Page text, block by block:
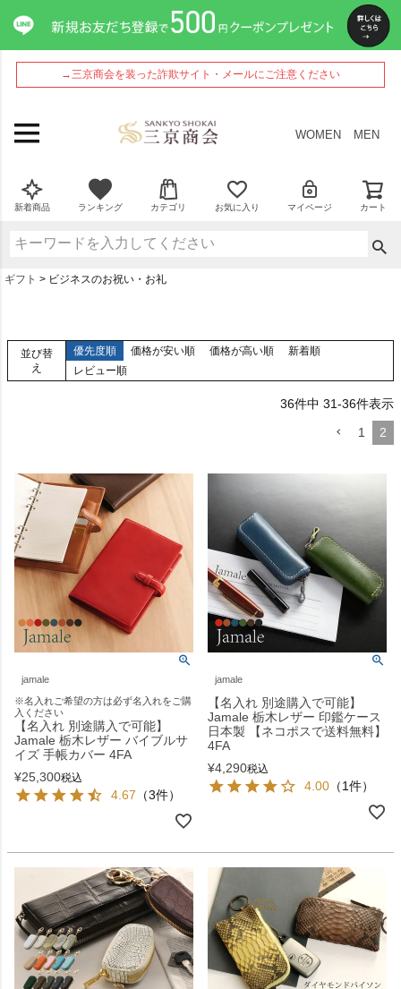
→三京商会を装った詐欺サイト・メールにご注意ください
WOMEN MEN
新着商品 ランキング カテゴリ お気に入り マイページ カート
ギフト ビジネスのお祝い・お礼
並び替
え
優先度順 価格が安い順 価格が高い順
新着順
レビュー順
36件中 31-36件表示
1
2
jamale
※名入れご希望の方は必ず名入れをご購
入ください
【名入れ 別途購入で可能】
Jamale 栃木レザー バイブルサ
イズ 手帳カバー 4FA
¥25,300税込
4.67 （3件）
jamale
【名入れ 別途購入で可能】
Jamale 栃木レザー 印鑑ケース
日本製 【ネコポスで送料無料】
4FA
¥4,290税込
4.00 （1件）